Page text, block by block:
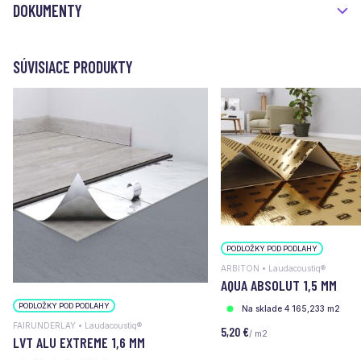
DOKUMENTY
SÚVISIACE PRODUKTY
PODLOŽKY POD PODLAHY
FAIRUNDERLAY • Laudacoustiq®
LVT ALU EXTREME 1,6 MM
PODLOŽKY POD PODLAHY
ARBITON • Laudacoustiq®
AQUA ABSOLUT 1,5 MM
Na sklade 4 165,233 m2
5,20 €/ m2